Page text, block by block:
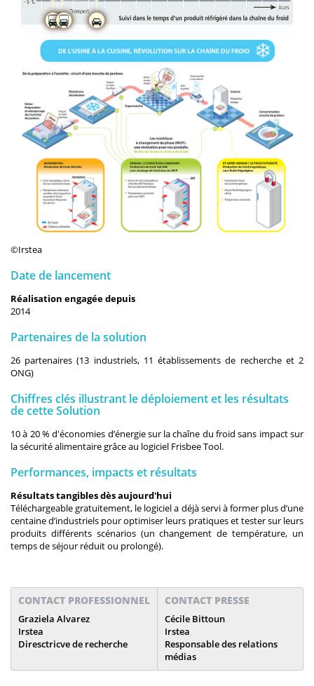
©Irstea
Date de lancement
Réalisation engagée depuis
2014
Partenaires de la solution
26 partenaires (13 industriels, 11 établissements de recherche et 2
ONG)
Chiffres clés illustrant le déploiement et les résultats
de cette Solution
10 à 20 % d'économies d’énergie sur la chaîne du froid sans impact sur
la sécurité alimentaire grâce au logiciel Frisbee Tool.
Performances, impacts et résultats
Résultats tangibles dès aujourd'hui
Téléchargeable gratuitement, le logiciel a déjà servi à former plus d’une
centaine d’industriels pour optimiser leurs pratiques et tester sur leurs
produits différents scénarios (un changement de température, un
temps de séjour réduit ou prolongé).
CONTACT PROFESSIONNEL
Graziela Alvarez
Irstea
Diresctricve de recherche
CONTACT PRESSE
Cécile Bittoun
Irstea
Responsable des relations
médias